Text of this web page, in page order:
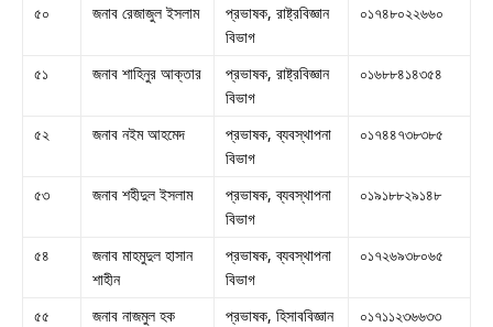
৫০ জনাব রেজাজুল ইসলাম
প্রভাষক, রাষ্ট্রবিজ্ঞান
বিভাগ
০১৭৪৮০২২৬৬০
৫১ জনাব শাহিনুর আক্তার
প্রভাষক, রাষ্ট্রবিজ্ঞান
বিভাগ
০১৬৮৮৪১৪৩৫৪
৫২ জনাব নইম আহমেদ
প্রভাষক, ব্যবস্থাপনা
বিভাগ
০১৭৪৪৭৩৮৩৮৫
৫৩ জনাব শহীদুল ইসলাম
প্রভাষক, ব্যবস্থাপনা
বিভাগ
০১৯১৮৮২৯১৪৮
৫৪
জনাব মাহমুদুল হাসান
শাহীন
প্রভাষক, ব্যবস্থাপনা
বিভাগ
০১৭২৬৯৩৮০৬৫
৫৫ জনাব নাজমুল হক
প্রভাষক, হিসাববিজ্ঞান
০১৭১১২৩৬৬৩৩